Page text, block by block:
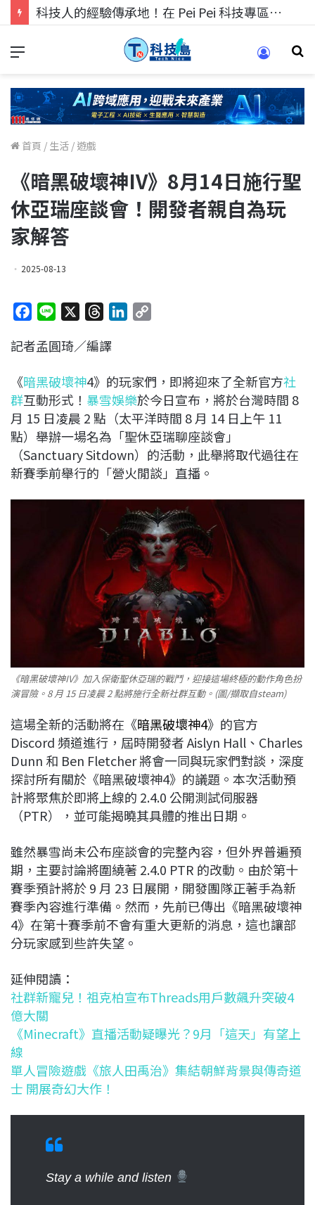
科技人找工作，就到TECH+ 科技專區!
首頁 / 生活 / 遊戲
《暗黑破壞神IV》8月14日施行聖
休亞瑞座談會！開發者親自為玩
家解答
2025-08-13
c
b
o
o
k
n
r
a
d
s
e
d
I
n
L
i
n
k
記者孟圓琦／編譯
《暗黑破壞神4》的玩家們，即將迎來了全新官方社
群互動形式！ 暴雪娛樂於今日宣布，將於台灣時間 8
月 15 日凌晨 2 點（太平洋時間 8 月 14 日上午 11
點）舉辦一場名為「聖休亞瑞聊座談會」
（Sanctuary Sitdown）的活動，此舉將取代過往在
新賽季前舉行的「營火閒談」直播。
《暗黑破壞神IV》加入保衛聖休亞瑞的戰鬥，迎接這場終極的動作角色扮
演冒險。8 月 15 日凌晨 2 點將施行全新社群互動。(圖/擷取自steam)
這場全新的活動將在《暗黑破壞神4》的官方
Discord 頻道進行，屆時開發者 Aislyn Hall、Charles
Dunn 和 Ben Fletcher 將會一同與玩家們對談，深度
探討所有關於《暗黑破壞神4》的議題。本次活動預
計將聚焦於即將上線的 2.4.0 公開測試伺服器
（PTR），並可能揭曉其具體的推出日期。
雖然暴雪尚未公布座談會的完整內容，但外界普遍預
期，主要討論將圍繞著 2.4.0 PTR 的改動。由於第十
賽季預計將於 9 月 23 日展開，開發團隊正著手為新
賽季內容進行準備。然而，先前已傳出《暗黑破壞神
4》在第十賽季前不會有重大更新的消息，這也讓部
分玩家感到些許失望。
延伸閱讀：
社群新寵兒！祖克柏宣布Threads用戶數飆升突破4
億大關
《Minecraft》直播活動疑曝光？9月「這天」有望上
線
單人冒險遊戲《旅人田禹治》集結朝鮮背景與傳奇道
士 開展奇幻大作！
Stay a while and listen